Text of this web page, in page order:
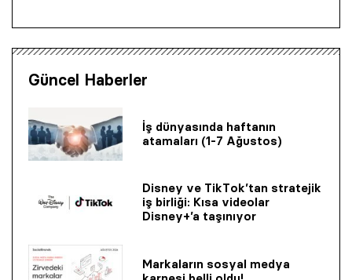
Güncel Haberler
İş dünyasında haftanın
atamaları (1-7 Ağustos)
Disney ve TikTok’tan stratejik
iş birliği: Kısa videolar
Disney+’a taşınıyor
Markaların sosyal medya